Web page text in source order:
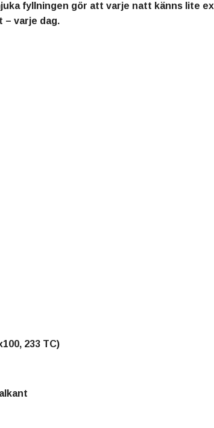
fyllningen gör att varje natt känns lite
– varje dag.
233 TC)